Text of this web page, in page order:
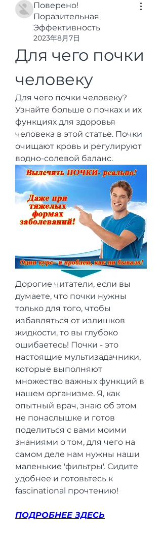
Поверено!
Поразительная
Эффективность
2023年8月7日
Для чего почки
человеку
Для чего почки человеку?
Узнайте больше о почках и их
функциях для здоровья
человека в этой статье. Почки
очищают кровь и регулируют
водно-солевой баланс.
Дорогие читатели, если вы
думаете, что почки нужны
только для того, чтобы
избавляться от излишков
жидкости, то вы глубоко
ошибаетесь! Почки - это
настоящие мультизадачники,
которые выполняют
множество важных функций в
нашем организме. Я, как
опытный врач, знаю об этом
не понаслышке и готов
поделиться с вами моими
знаниями о том, для чего на
самом деле нам нужны наши
маленькие 'фильтры'. Сидите
удобнее и готовьтесь к
fascinational прочтению!
ПОДРОБНЕЕ ЗДЕСЬ